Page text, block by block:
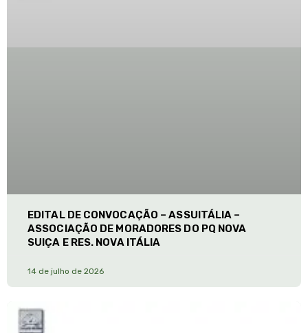
EDITAL DE CONVOCAÇÃO – ASSUITÁLIA –
ASSOCIAÇÃO DE MORADORES DO PQ NOVA
SUIÇA E RES. NOVA ITÁLIA
14 de julho de 2026